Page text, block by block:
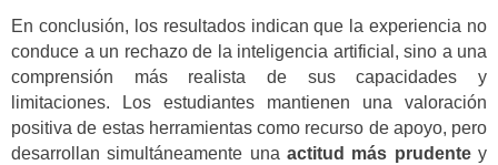
En conclusión, los resultados indican que la experiencia no
conduce a un rechazo de la inteligencia artificial, sino a una
comprensión más realista de sus capacidades y
limitaciones. Los estudiantes mantienen una valoración
positiva de estas herramientas como recurso de apoyo, pero
desarrollan simultáneamente una actitud más prudentey